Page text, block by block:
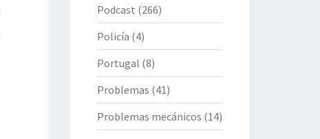
Podcast (266)
Policía (4)
Portugal (8)
Problemas (41)
Problemas mecánicos (14)